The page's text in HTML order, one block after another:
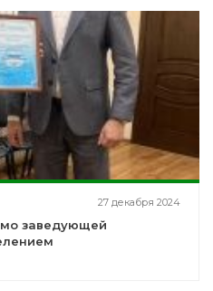
27 декабря 2024
заведующей